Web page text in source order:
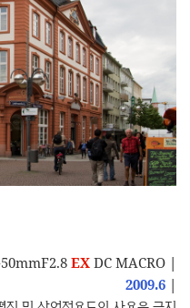
EX DC MACRO |
2009.6 |